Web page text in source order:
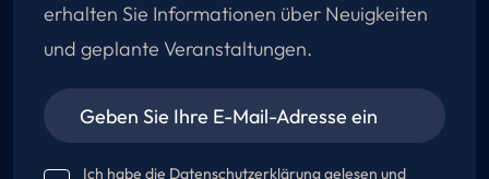
erhalten Sie Informationen über Neuigkeiten
und geplante Veranstaltungen.
Ich habe die Datenschutzerklärunggelesen und